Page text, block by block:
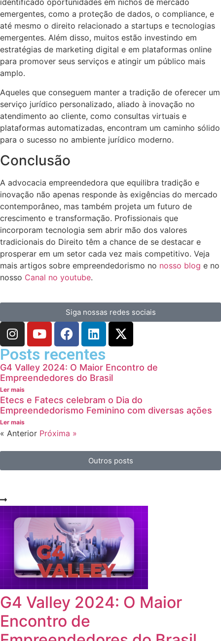
identificado oportunidades em nichos de mercado
emergentes, como a proteção de dados, o compliance, e
até mesmo o direito relacionado a startups e tecnologias
emergentes. Além disso, muitos estão investindo em
estratégias de marketing digital e em plataformas online
para promover seus serviços e atingir um público mais
amplo.
Aqueles que conseguem manter a tradição de oferecer um
serviço jurídico personalizado, aliado à inovação no
atendimento ao cliente, como consultas virtuais e
plataformas automatizadas, encontram um caminho sólido
para o sucesso no ambiente jurídico moderno.
Conclusão
A advocacia empreendedora que equilibra tradição e
inovação não apenas responde às exigências do mercado
contemporâneo, mas também projeta um futuro de
crescimento e transformação. Profissionais que
incorporam tecnologia sem abrir mão dos valores
tradicionais do Direito têm a chance de se destacar e
prosperar em um setor cada vez mais competitivo. Veja
mais artigos sobre empreendedorismo no nosso blog e no
nosso Canal no youtube.
Siga nossas redes sociais
Posts recentes
G4 Valley 2024: O Maior Encontro de
Empreendedores do Brasil
Ler mais
Etecs e Fatecs celebram o Dia do
Empreendedorismo Feminino com diversas ações
Ler mais
« Anterior Próxima »
Outros posts
G4 Valley 2024: O Maior
Encontro de